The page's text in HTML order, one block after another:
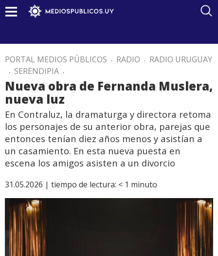
PORTAL MEDIOS PÚBLICOS . RADIO . RADIO URUGUAY
. SERENDIPIA .
Nueva obra de Fernanda Muslera,
nueva luz
En Contraluz, la dramaturga y directora retoma
los personajes de su anterior obra, parejas que
entonces tenían diez años menos y asistían a
un casamiento. En esta nueva puesta en
escena los amigos asisten a un divorcio
31.05.2026 | tiempo de lectura: < 1 minuto